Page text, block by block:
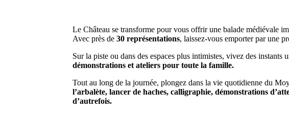
Le Château se transforme pour vous offrir une balade médiévale
Avec près de 30 représentations, laissez-vous emporter par une
Sur la piste ou dans des espaces plus intimistes, vivez des instants
démonstrations et ateliers pour toute la famille.
Tout au long de la journée, plongez dans la vie quotidienne du
l’arbalète, lancer de haches, calligraphie, démonstrations
d’autrefois.